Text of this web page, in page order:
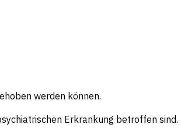
werden können.
Erkrankung betroffen sind.